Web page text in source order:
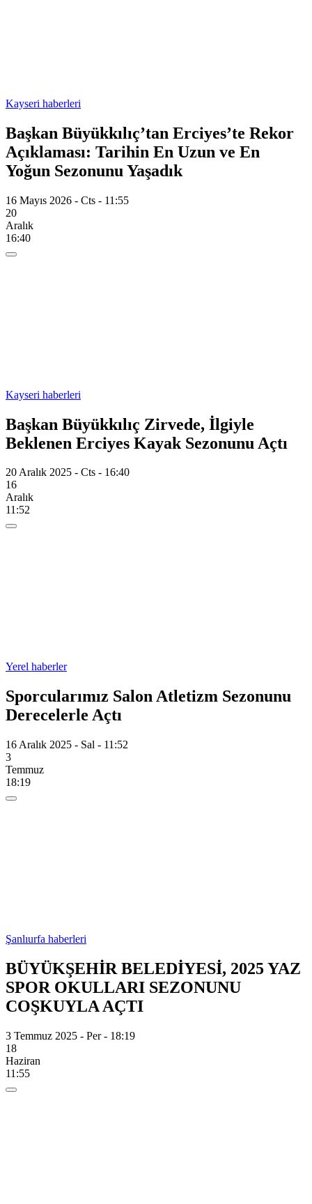
Kayseri haberleri
Başkan Büyükkılıç’tan Erciyes’te Rekor
Açıklaması: Tarihin En Uzun ve En
Yoğun Sezonunu Yaşadık
16 Mayıs 2026 - Cts - 11:55
20
Aralık
16:40
Kayseri haberleri
Başkan Büyükkılıç Zirvede, İlgiyle
Beklenen Erciyes Kayak Sezonunu Açtı
20 Aralık 2025 - Cts - 16:40
16
Aralık
11:52
Yerel haberler
Sporcularımız Salon Atletizm Sezonunu
Derecelerle Açtı
16 Aralık 2025 - Sal - 11:52
3
Temmuz
18:19
Şanlıurfa haberleri
BÜYÜKŞEHİR BELEDİYESİ, 2025 YAZ
SPOR OKULLARI SEZONUNU
COŞKUYLA AÇTI
3 Temmuz 2025 - Per - 18:19
18
Haziran
11:55